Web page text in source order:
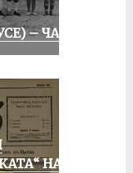
– ЧАСТ I
НА